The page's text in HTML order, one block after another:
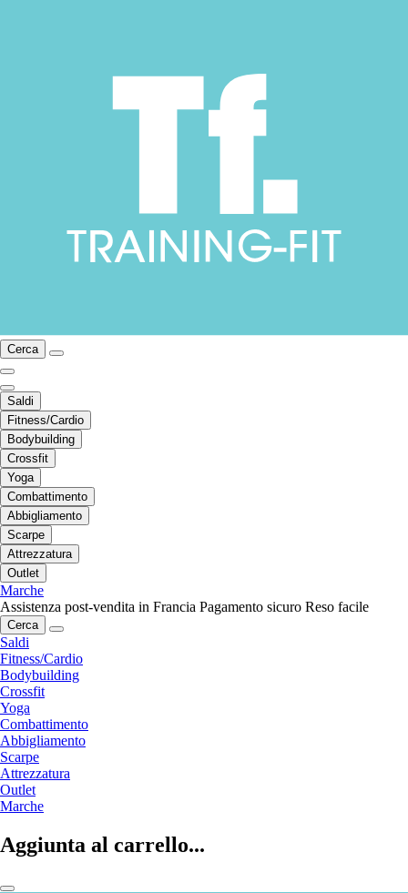
Cerca
Saldi
Fitness/Cardio
Bodybuilding
Crossfit
Yoga
Combattimento
Abbigliamento
Scarpe
Attrezzatura
Outlet
Marche
Assistenza post-vendita in Francia Pagamento sicuro Reso facile
Cerca
Saldi
Fitness/Cardio
Bodybuilding
Crossfit
Yoga
Combattimento
Abbigliamento
Scarpe
Attrezzatura
Outlet
Marche
Aggiunta al carrello...